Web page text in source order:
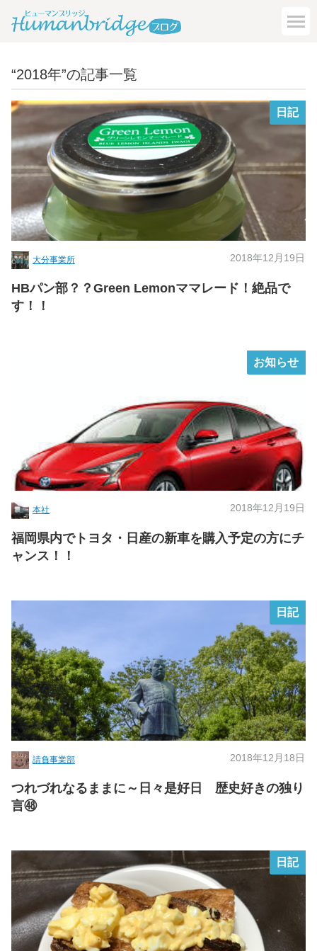
“2018年”の記事一覧
日記
大分事業所 2018年12月19日
HBパン部？？Green Lemonママレード！絶品で
す！！
お知らせ
本社 2018年12月19日
福岡県内でトヨタ・日産の新車を購入予定の方にチ
ャンス！！
日記
請負事業部 2018年12月18日
つれづれなるままに～日々是好日 歴史好きの独り
言㊽
日記